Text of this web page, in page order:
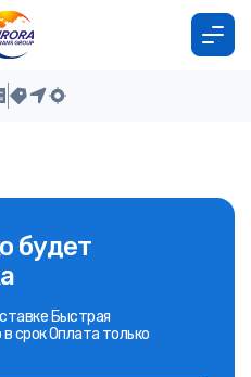
будет
Быстрая
срок Оплата только